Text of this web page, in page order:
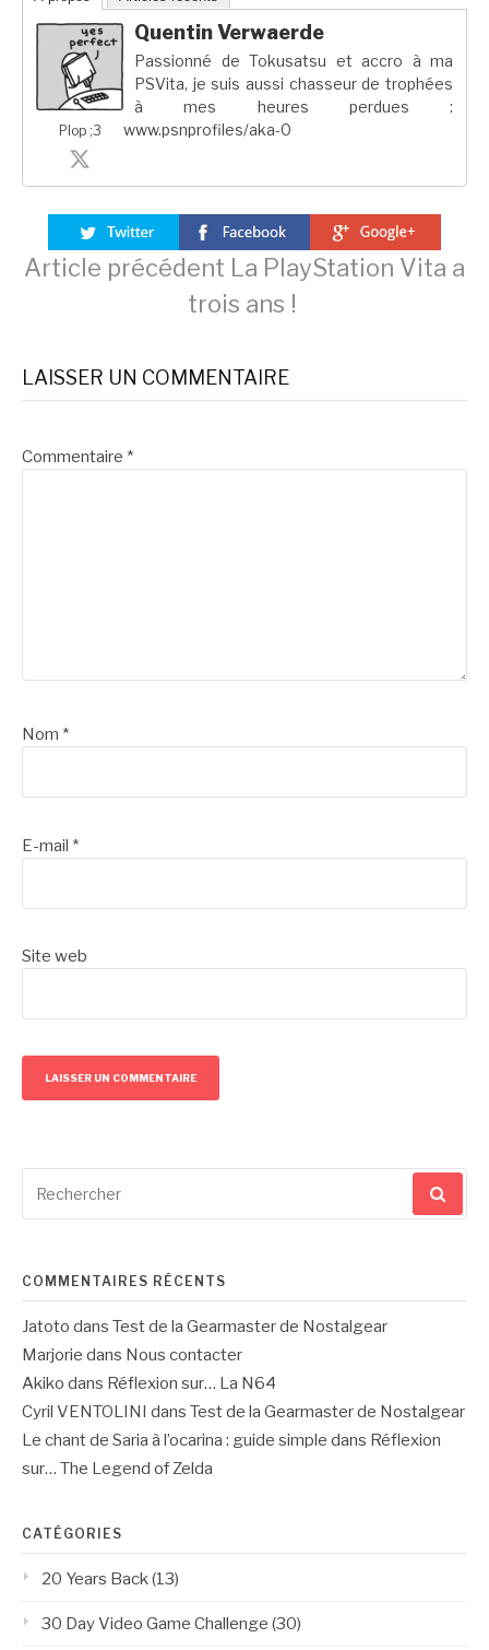
Plop ;3
Quentin Verwaerde
Passionné de Tokusatsu et accro à ma
PSVita, je suis aussi chasseur de trophées
à mes heures perdues :
www.psnprofiles/aka-0
Lire
la
suite
Article précédent La PlayStation Vita a
trois ans !
LAISSER UN COMMENTAIRE
Commentaire *
Nom *
E-mail *
Site web
pour
COMMENTAIRES RÉCENTS
Jatoto dans Test de la Gearmaster de Nostalgear
Marjorie dans Nous contacter
Akiko dans Réflexion sur… La N64
Cyril VENTOLINI
dans Test de la Gearmaster de Nostalgear
Le chant de Saria à l’ocarina : guide simple dans Réflexion
sur… The Legend of Zelda
CATÉGORIES
20 Years Back(13)
30 Day Video Game Challenge (30)